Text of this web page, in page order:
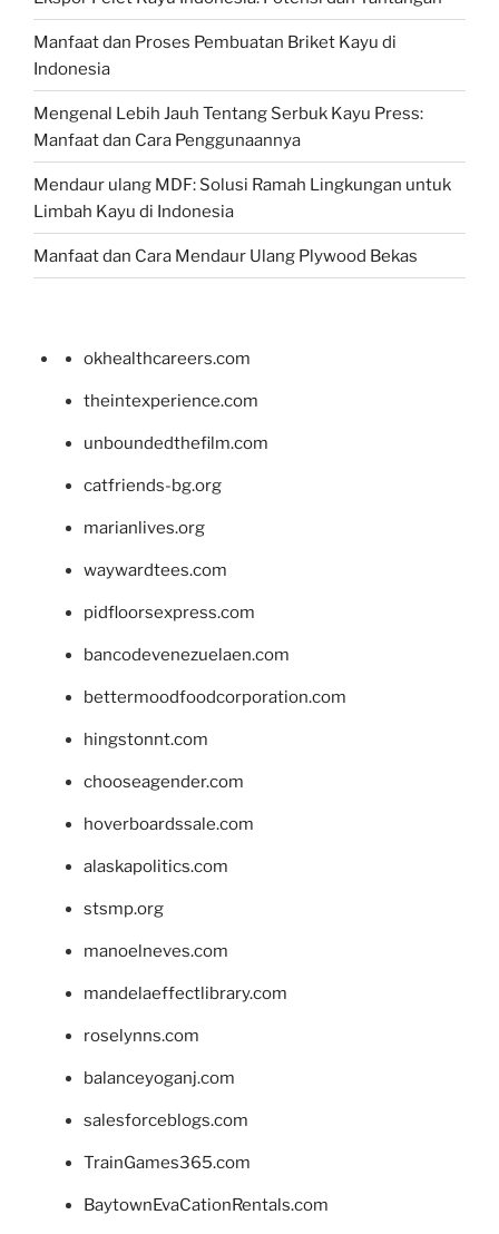
Manfaat dan Proses Pembuatan Briket Kayu di
Indonesia
Mengenal Lebih Jauh Tentang Serbuk Kayu Press:
Manfaat dan Cara Penggunaannya
Mendaur ulang MDF: Solusi Ramah Lingkungan untuk
Limbah Kayu di Indonesia
Manfaat dan Cara Mendaur Ulang Plywood Bekas
okhealthcareers.com
theintexperience.com
unboundedthefilm.com
catfriends-bg.org
marianlives.org
waywardtees.com
pidfloorsexpress.com
bancodevenezuelaen.com
bettermoodfoodcorporation.com
hingstonnt.com
chooseagender.com
hoverboardssale.com
alaskapolitics.com
stsmp.org
manoelneves.com
mandelaeffectlibrary.com
roselynns.com
balanceyoganj.com
salesforceblogs.com
TrainGames365.com
BaytownEvaCationRentals.com